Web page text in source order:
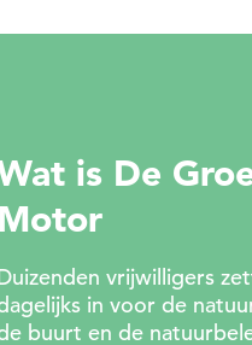
is De
Motor
vrijwilligers
in voor de
buurt en de